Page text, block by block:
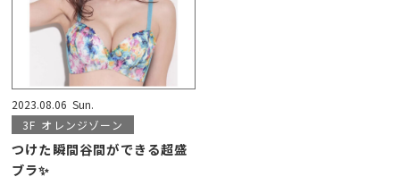
2023.08.06 Sun.
3F オレンジゾーン
つけた瞬間谷間ができる超盛
ブラ✨️